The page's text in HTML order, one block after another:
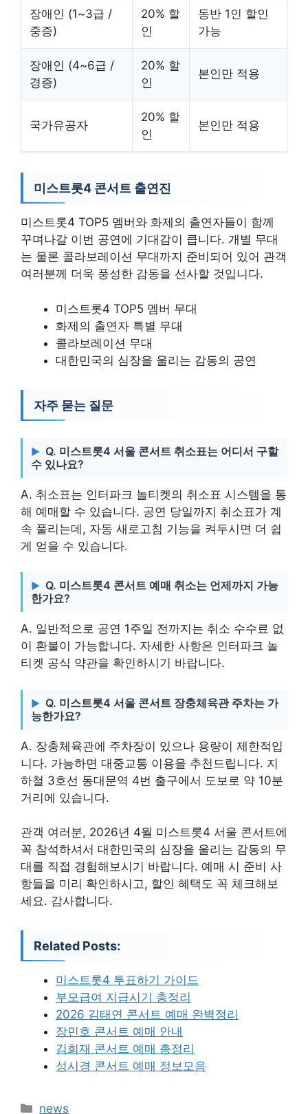
장애인 (1~3급 /
중증)
20% 할
인
동반 1인 할인
가능
장애인 (4~6급 /
경증)
20% 할
인
본인만 적용
국가유공자
20% 할
인
본인만 적용
미스트롯4 콘서트 출연진
미스트롯4 TOP5 멤버와 화제의 출연자들이 함께
꾸며나갈 이번 공연에 기대감이 큽니다. 개별 무대
는 물론 콜라보레이션 무대까지 준비되어 있어 관객
여러분께 더욱 풍성한 감동을 선사할 것입니다.
미스트롯4 TOP5 멤버 무대
화제의 출연자 특별 무대
콜라보레이션 무대
대한민국의 심장을 울리는 감동의 공연
자주 묻는 질문
Q. 미스트롯4 서울 콘서트 취소표는 어디서 구할
수 있나요?
A. 취소표는 인터파크 놀티켓의 취소표 시스템을 통
해 예매할 수 있습니다. 공연 당일까지 취소표가 계
속 풀리는데, 자동 새로고침 기능을 켜두시면 더 쉽
게 얻을 수 있습니다.
Q. 미스트롯4 콘서트 예매 취소는 언제까지 가능
한가요?
A. 일반적으로 공연 1주일 전까지는 취소 수수료 없
이 환불이 가능합니다. 자세한 사항은 인터파크 놀
티켓 공식 약관을 확인하시기 바랍니다.
Q. 미스트롯4 서울 콘서트 장충체육관 주차는 가
능한가요?
A. 장충체육관에 주차장이 있으나 용량이 제한적입
니다. 가능하면 대중교통 이용을 추천드립니다. 지
하철 3호선 동대문역 4번 출구에서 도보로 약 10분
거리에 있습니다.
관객 여러분, 2026년 4월 미스트롯4 서울 콘서트에
꼭 참석하셔서 대한민국의 심장을 울리는 감동의 무
대를 직접 경험해보시기 바랍니다. 예매 시 준비 사
항들을 미리 확인하시고, 할인 혜택도 꼭 체크해보
세요. 감사합니다.
Related Posts:
미스트롯4 투표하기 가이드
부모급여 지급시기 총정리
2026 김태연 콘서트 예매 완벽정리
장민호 콘서트 예매 안내
김희재 콘서트 예매 총정리
성시경 콘서트 예매 정보모음
카
news